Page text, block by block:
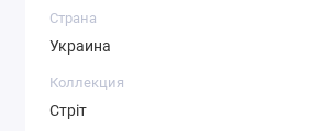
Страна
Украина
Коллекция
Стріт